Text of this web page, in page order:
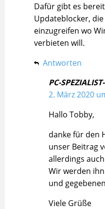
Dafür gibt es
Updateblocker,
einzugreifen wo
verbieten will.
Antworten
PC-
2. März 2020
Hallo Tobby,
danke für den
unser Beitrag
allerdings
Wir werden
und
Viele Grüße